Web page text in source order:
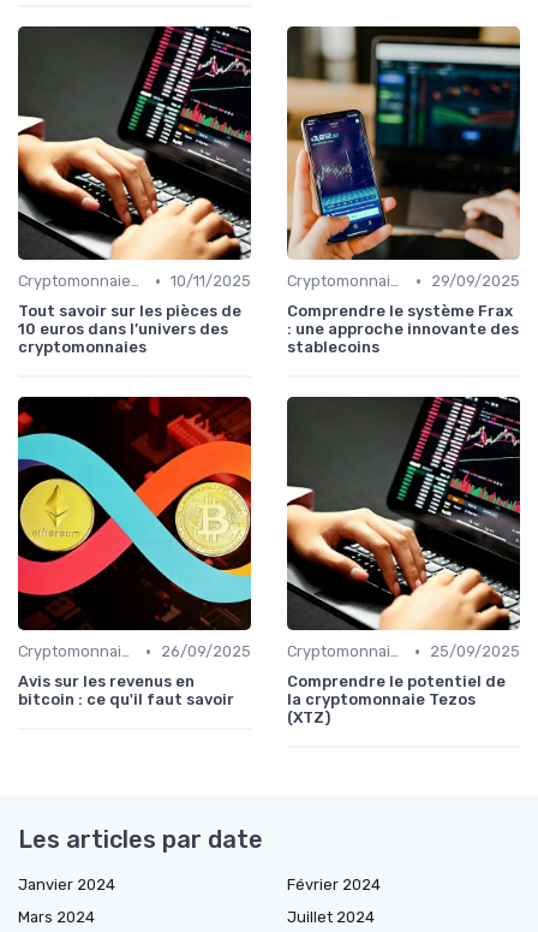
Cryptomonnaies populaires • 10/11/2025
Tout savoir sur les pièces de
10 euros dans l’univers des
cryptomonnaies
Cryptomonnaies populaires •
29/09/2025
Comprendre le système Frax
: une approche innovante des
stablecoins
Cryptomonnaies populaires •
26/09/2025
Avis sur les revenus en
bitcoin : ce qu'il faut savoir
Cryptomonnaies populaires •
25/09/2025
Comprendre le potentiel de
la cryptomonnaie Tezos
(XTZ)
Les articles par date
Janvier 2024
Février 2024
Mars 2024
Juillet 2024